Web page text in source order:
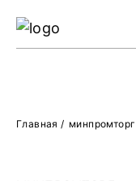
Главная / минпромторг